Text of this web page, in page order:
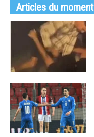
Articles du moment